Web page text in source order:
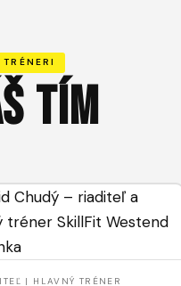
TÍM
| HLAVNÝ TRÉNER